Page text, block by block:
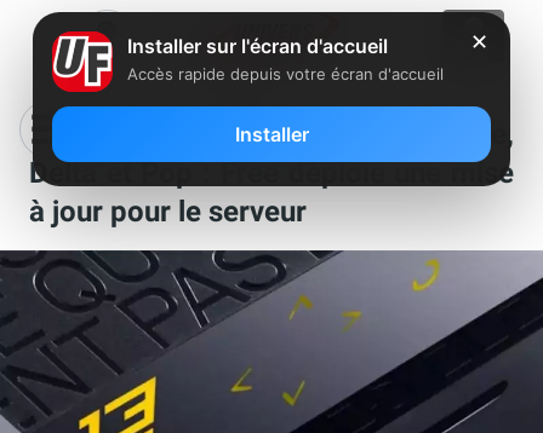
Freebox Révolution, mini 4K, One,
Delta et Pop : Free déploie une mise
à jour pour le serveur
✕
Installer sur l'écran d'accueil
Accès rapide depuis votre écran d'accueil
Installer